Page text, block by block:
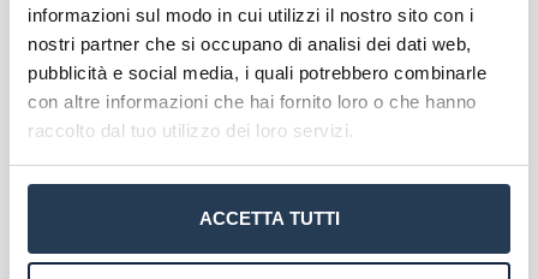
informazioni sul modo in cui utilizzi il nostro sito con i
nostri partner che si occupano di analisi dei dati web,
pubblicità e social media, i quali potrebbero combinarle
con altre informazioni che hai fornito loro o che hanno
raccolto dal tuo utilizzo dei loro servizi.
ACCETTA TUTTI
Spendibilità del corso
Le competenze acquisite nel Corso Digital
Marketing potenziato dall’AI di Sole 24 ORE
Formazione aprono prospettive professionali
straordinarie in un mercato del lavoro sempre più
digital branding, performance marketing e